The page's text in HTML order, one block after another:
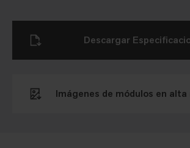
Imágenes de módulos en alta
Descargar